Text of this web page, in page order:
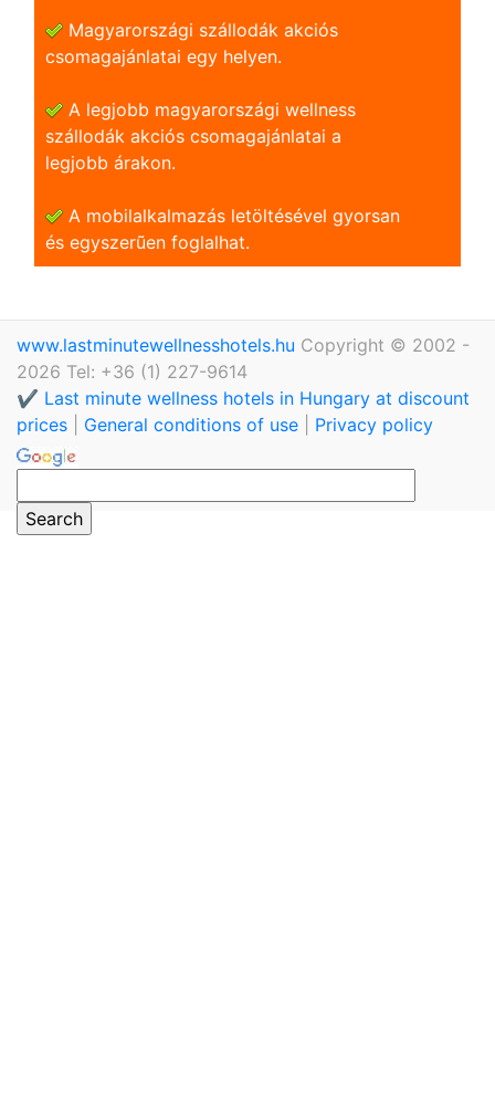
Magyarországi szállodák akciós
csomagajánlatai egy helyen.
A legjobb magyarországi wellness
szállodák akciós csomagajánlatai a
legjobb árakon.
A mobilalkalmazás letöltésével gyorsan
és egyszerũen foglalhat.
www.lastminutewellnesshotels.hu Copyright © 2002 -
2026 Tel: +36 (1) 227-9614
✔️ Last minute wellness hotels in Hungary at discount
prices
General conditions of use Privacy policy